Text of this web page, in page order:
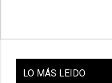
LO MÁS LEIDO